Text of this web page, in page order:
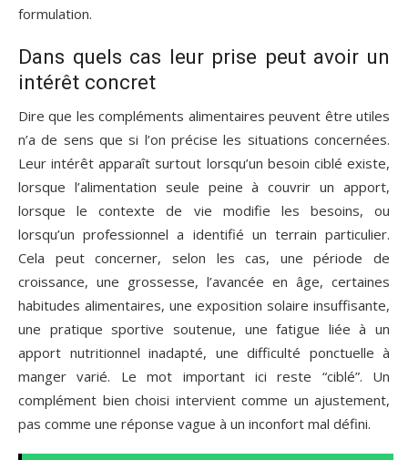
formulation.
Dans quels cas leur prise peut avoir un
intérêt concret
Dire que les compléments alimentaires peuvent être utiles
n’a de sens que si l’on précise les situations concernées.
Leur intérêt apparaît surtout lorsqu’un besoin ciblé existe,
lorsque l’alimentation seule peine à couvrir un apport,
lorsque le contexte de vie modifie les besoins, ou
lorsqu’un professionnel a identifié un terrain particulier.
Cela peut concerner, selon les cas, une période de
croissance, une grossesse, l’avancée en âge, certaines
habitudes alimentaires, une exposition solaire insuffisante,
une pratique sportive soutenue, une fatigue liée à un
apport nutritionnel inadapté, une difficulté ponctuelle à
manger varié. Le mot important ici reste “ciblé”. Un
complément bien choisi intervient comme un ajustement,
pas comme une réponse vague à un inconfort mal défini.